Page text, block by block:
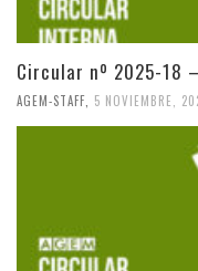
Circular nº 2025-18
AGEM-STAFF 5 NOVIEMBRE,